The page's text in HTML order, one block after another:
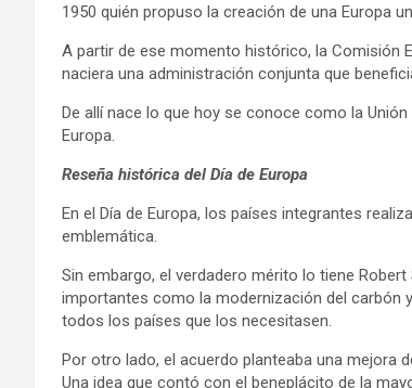
1950 quién propuso la creación de una Europa
A partir de ese momento histórico, la Comisión
naciera una administración conjunta que
De allí nace lo que hoy se conoce como la
Europa.
Reseña histórica del Día de Europa
En el Día de Europa, los países integrantes
emblemática.
Sin embargo, el verdadero mérito lo tiene
importantes como la modernización del carbón
todos los países que los necesitasen.
Por otro lado, el acuerdo planteaba una mejora
Una idea que contó con el beneplácito de la